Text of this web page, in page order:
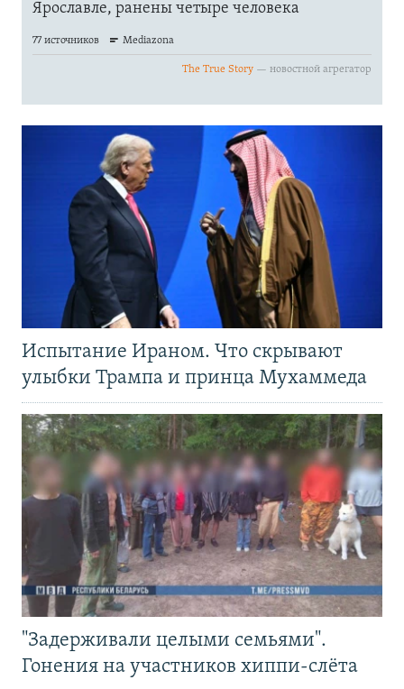
Испытание Ираном. Что скрывают
улыбки Трампа и принца Мухаммеда
"Задерживали целыми семьями".
Гонения на участников хиппи-слёта